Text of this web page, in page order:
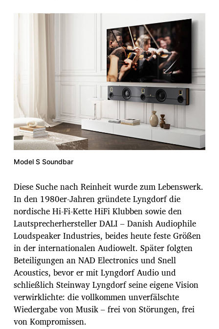
Model S Soundbar
Diese Suche nach Reinheit wurde zum Lebenswerk.
In den 1980er-Jahren gründete Lyngdorf die
nordische Hi-Fi-Kette HiFi Klubben sowie den
Lautsprecherhersteller DALI – Danish Audiophile
Loudspeaker Industries, beides heute feste Größen
in der internationalen Audiowelt. Später folgten
Beteiligungen an NAD Electronics und Snell
Acoustics, bevor er mit Lyngdorf Audio und
schließlich Steinway Lyngdorf seine eigene Vision
verwirklichte: die vollkommen unverfälschte
Wiedergabe von Musik – frei von Störungen, frei
von Kompromissen.